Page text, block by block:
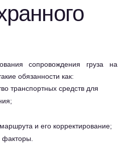
сопровождения груза на
обязанности как:
транспортных средств для
и его корректирование;
факторы.